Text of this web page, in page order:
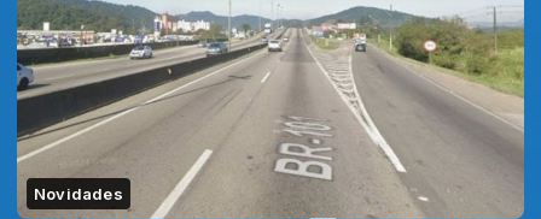
Novidades